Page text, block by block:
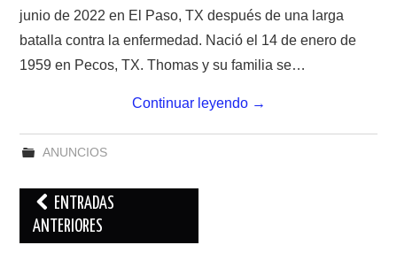
junio de 2022 en El Paso, TX después de una larga
batalla contra la enfermedad. Nació el 14 de enero de
1959 en Pecos, TX. Thomas y su familia se…
Continuar leyendo →
ANUNCIOS
Navegación
de
ENTRADAS
ANTERIORES